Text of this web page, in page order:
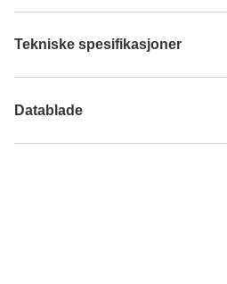
Tekniske spesifikasjoner
Datablade